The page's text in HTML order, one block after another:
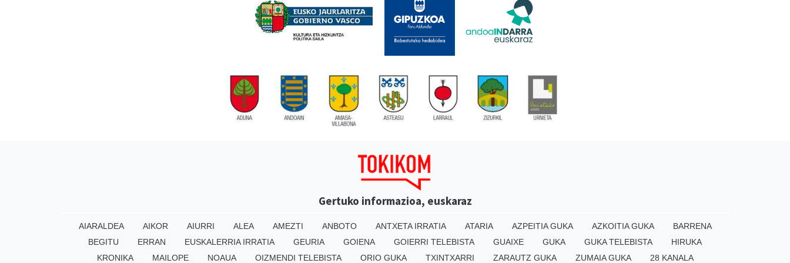
Gertuko informazioa, euskaraz
AIARALDEA AIKOR AIURRI ALEA AMEZTI ANBOTO ANTXETA IRRATIA ATARIA AZPEITIA GUKA AZKOITIA GUKA
BARRENA
BEGITU
ERRAN EUSKALERRIA IRRATIA GEURIA GOIENA GOIERRI TELEBISTA GUAIXE GUKA GUKA TELEBISTA
HIRUKA
KRONIKA
MAILOPE NOAUA OIZMENDI TELEBISTA ORIO GUKA TXINTXARRI ZARAUTZ GUKA ZUMAIA GUKA 28 KANALA